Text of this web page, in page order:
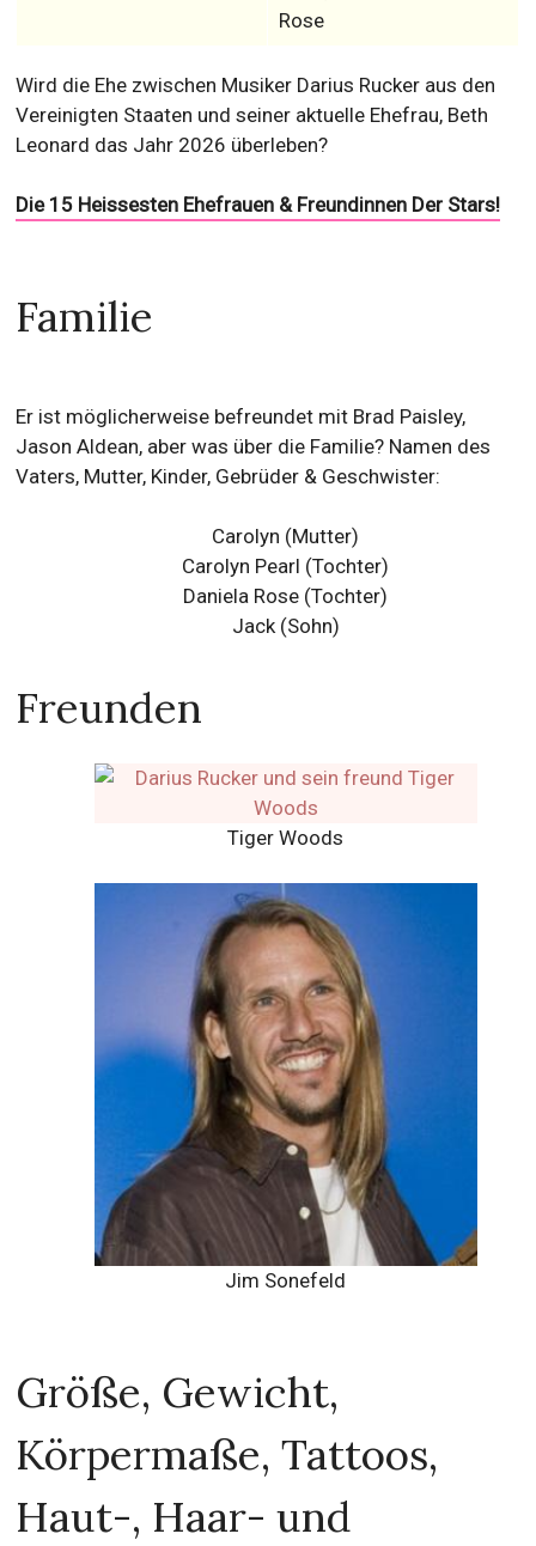
Rose
Wird die Ehe zwischen Musiker Darius Rucker aus den
Vereinigten Staaten und seiner aktuelle Ehefrau, Beth
Leonard das Jahr 2026 überleben?
Die 15 Heissesten Ehefrauen & Freundinnen Der Stars!
Familie
Er ist möglicherweise befreundet mit Brad Paisley,
Jason Aldean, aber was über die Familie? Namen des
Vaters, Mutter, Kinder, Gebrüder & Geschwister:
Carolyn (Mutter)
Carolyn Pearl (Tochter)
Daniela Rose (Tochter)
Jack (Sohn)
Freunden
Tiger Woods
Jim Sonefeld
Größe, Gewicht,
Körpermaße, Tattoos,
Haut-, Haar- und